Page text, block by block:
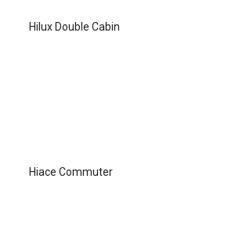
Hilux Double Cabin
Hiace Commuter